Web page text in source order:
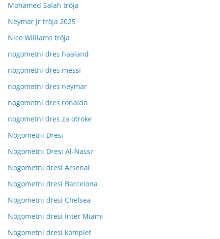
Mohamed Salah tröja
Neymar Jr tröja 2025
Nico Williams tröja
nogometni dres haaland
nogometni dres messi
nogometni dres neymar
nogometni dres ronaldo
nogometni dres za otroke
Nogometni Dresi
Nogometni Dresi Al-Nassr
Nogometni dresi Arsenal
Nogometni dresi Barcelona
Nogometni dresi Chelsea
Nogometni dresi Inter Miami
Nogometni dresi komplet